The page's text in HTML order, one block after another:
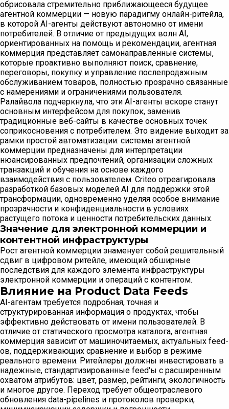
обрисовала стремительно приближающееся будущее
агентной коммерции — новую парадигму онлайн-ритейла,
в которой AI-агенты действуют автономно от имени
потребителей. В отличие от предыдущих волн AI,
ориентированных на помощь и рекомендации, агентная
коммерция представляет самонаправленные системы,
которые проактивно выполняют поиск, сравнение,
переговоры, покупку и управление послепродажным
обслуживанием товаров, полностью прозрачно связанные
с намерениями и ограничениями пользователя.
Ралайвола подчеркнула, что эти AI-агенты вскоре станут
основным интерфейсом для покупок, заменив
традиционные веб-сайты в качестве основных точек
соприкосновения с потребителем. Это видение выходит за
рамки простой автоматизации: системы агентной
коммерции предназначены для интерпретации
нюансированных предпочтений, организации сложных
транзакций и обучения на основе каждого
взаимодействия с пользователем. Criteo отреагировала
разработкой базовых моделей AI для поддержки этой
трансформации, одновременно уделяя особое внимание
прозрачности и конфиденциальности в условиях
растущего потока и ценности потребительских данных.
Значение для электронной коммерции и
контентной инфраструктуры
Рост агентной коммерции знаменует собой решительный
сдвиг в цифровом ритейле, имеющий обширные
последствия для каждого элемента инфраструктуры
электронной коммерции и операций с контентом.
Влияние на Product Data Feeds
AI-агентам требуется подробная, точная и
структурированная информация о продуктах, чтобы
эффективно действовать от имени пользователей. В
отличие от статического просмотра каталога, агентная
коммерция зависит от машиночитаемых, актуальных feed-
ов, поддерживающих сравнение и выбор в режиме
реального времени. Ритейлеры должны инвестировать в
надежные, стандартизированные feed'ы с расширенным
охватом атрибутов: цвет, размер, рейтинги, экологичность
и многое другое. Переход требует общеотраслевого
обновления data-pipelines и протоколов проверки,